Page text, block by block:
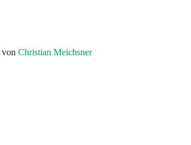
von Christian Meichsner